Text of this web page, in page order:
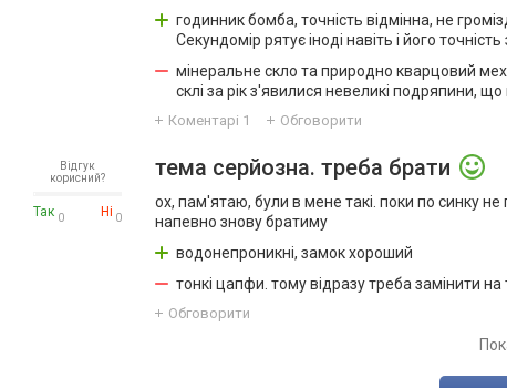
годинник бомба, точність відмінна, не
Секундомір рятує іноді навіть і його
мінеральне скло та природно кварцовий
склі за рік з'явилися невеликі подряпини,
Коментарі 1 Обговорити
Відгук
корисний?
Так 0 Ні 0
тема серйозна. треба брати
ох, пам'ятаю, були в мене такі. поки по синку
напевно знову братиму
водонепроникні, замок хороший
тонкі цапфи. тому відразу треба замінити на
Обговорити